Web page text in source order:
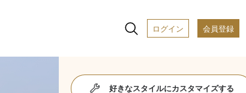
ログイン 会員登録
好きなスタイルにカスタマイズする